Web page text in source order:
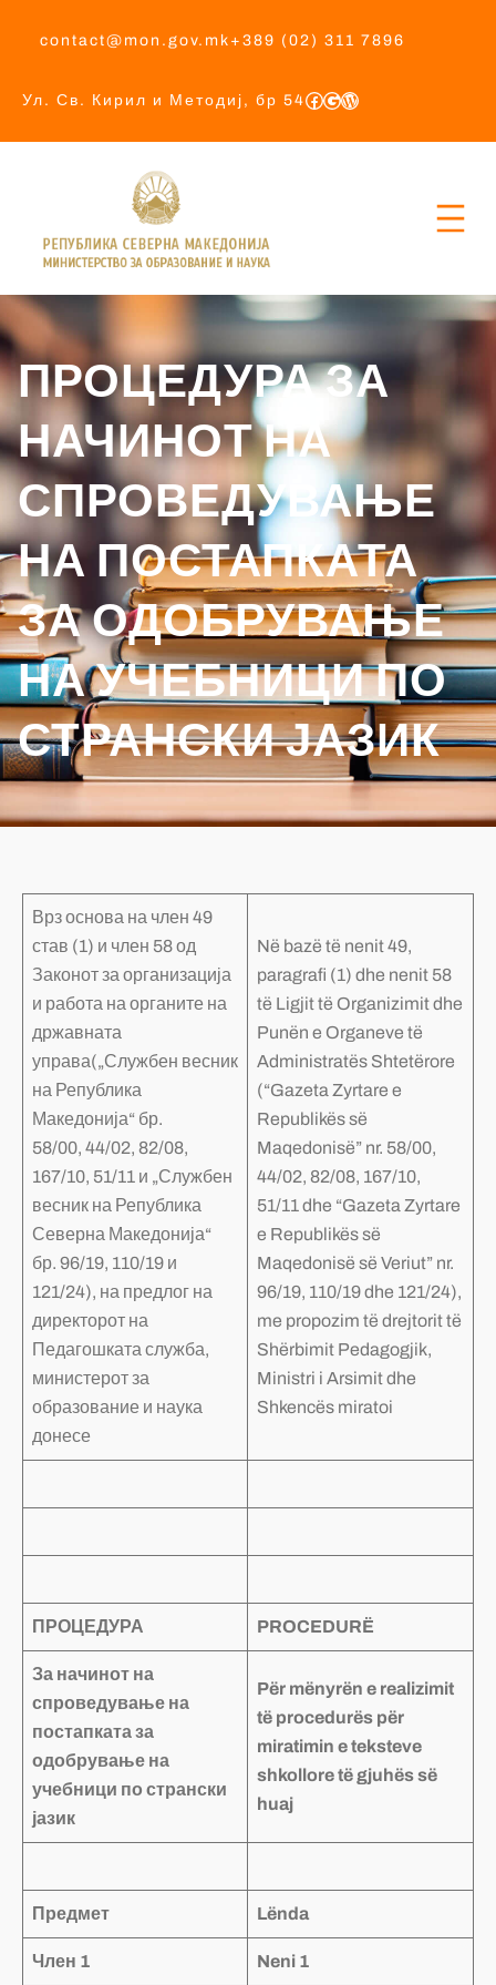
contact@mon.gov.mk +389 (02) 311 7896
Ул. Св. Кирил и Методиј, бр 54
ПРОЦЕДУРА ЗА
НАЧИНОТ НА
СПРОВЕДУВАЊЕ
НА ПОСТАПКАТА
ЗА ОДОБРУВАЊЕ
НА УЧЕБНИЦИ ПО
СТРАНСКИ ЈАЗИК
Врз основа на член 49
став (1) и член 58 од
Законот за организација
и работа на органите на
државната
управа(„Службен весник
на Република
Македонија“ бр.
58/00, 44/02, 82/08,
167/10, 51/11 и „Службен
весник на Република
Северна Македонија“
бр. 96/19, 110/19 и
121/24), на предлог на
директорот на
Педагошката служба,
министерот за
образование и наука
донесе
Në bazë të nenit 49,
paragrafi (1) dhe nenit 58
të Ligjit të Organizimit dhe
Punën e Organeve të
Administratës Shtetërore
(“Gazeta Zyrtare e
Republikës së
Maqedonisë” nr. 58/00,
44/02, 82/08, 167/10,
51/11 dhe “Gazeta Zyrtare
e Republikës së
Maqedonisë së Veriut” nr.
96/19, 110/19 dhe 121/24),
me propozim të drejtorit të
Shërbimit Pedagogjik,
Ministri i Arsimit dhe
Shkencës miratoi
ПРОЦЕДУРА PROCEDURË
За начинот на
спроведување на
постапката за
одобрување на
учебници по странски
јазик
Për mënyrën e realizimit
të procedurës për
miratimin e teksteve
shkollore të gjuhës së
huaj
Предмет Lënda
Член 1 Neni 1